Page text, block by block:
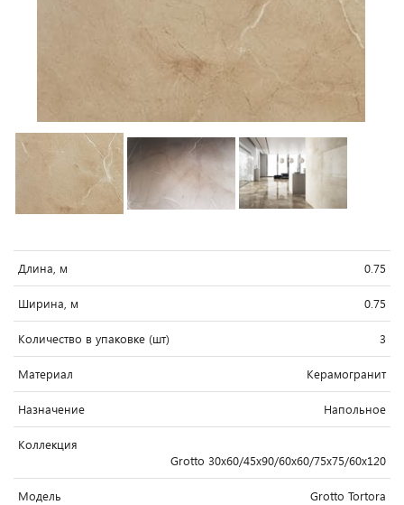
Длина, м 0.75
Ширина, м 0.75
Количество в упаковке (шт) 3
Материал Керамогранит
Назначение Напольное
Коллекция
Grotto 30x60/45x90/60x60/75x75/60x120
Модель Grotto Tortora